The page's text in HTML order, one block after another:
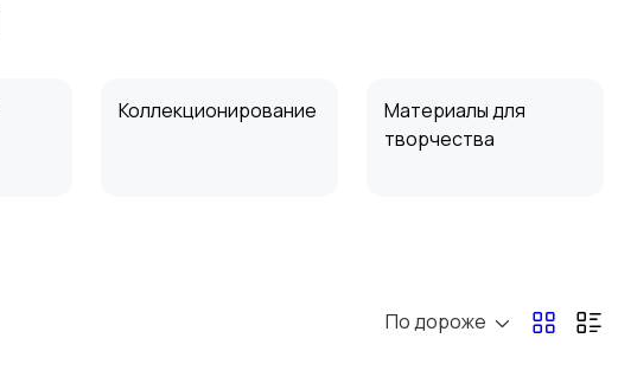
Коллекционирование
Материалы для
творчества
По дороже